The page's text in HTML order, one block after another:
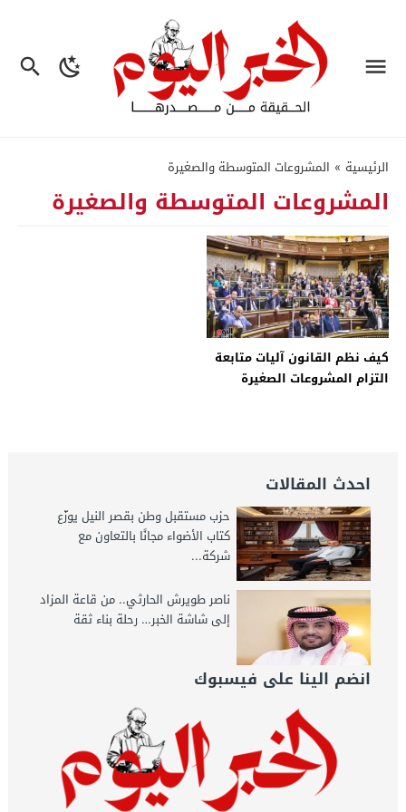
الرئيسية » المشروعات المتوسطة والصغيرة
المشروعات المتوسطة والصغيرة
كيف نظم القانون آليات متابعة
التزام المشروعات الصغيرة
احدث المقالات
حزب مستقبل وطن بقصر النيل يوزّع
كتاب الأضواء مجانًا بالتعاون مع
شركة...
ناصر طويرش الحارثي.. من قاعة المزاد
إلى شاشة الخبر… رحلة بناء ثقة
انضم الينا على فيسبوك